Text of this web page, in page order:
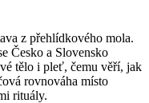
z přehlídkového mola.
Česko a Slovensko
tělo i pleť, čemu věří, jak
rovnováha místo
rituály.